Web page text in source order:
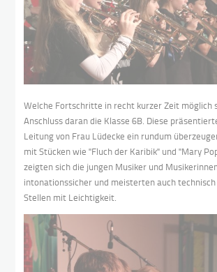
Welche Fortschritte in recht kurzer Zeit möglich
Anschluss daran die Klasse 6B. Diese
Leitung von Frau Lüdecke ein rundum
mit Stücken wie "Fluch der Karibik" und "Mary
zeigten sich die jungen Musiker und
intonationssicher und meisterten auch
Stellen mit Leichtigkeit.